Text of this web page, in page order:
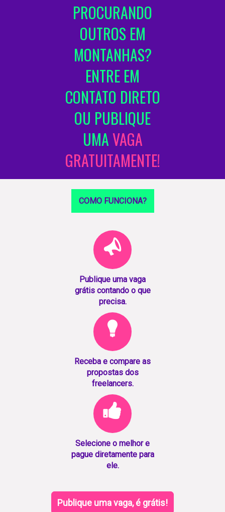
PROCURANDO
OUTROS EM
MONTANHAS?
ENTRE EM
CONTATO DIRETO
OU PUBLIQUE
UMAVAGA
GRATUITAMENTE!
COMO FUNCIONA?
Publique uma vaga
grátis contando o que
precisa.
Receba e compare as
propostas dos
freelancers.
Selecione o melhor e
pague diretamente para
ele.
Publique uma vaga, é grátis!